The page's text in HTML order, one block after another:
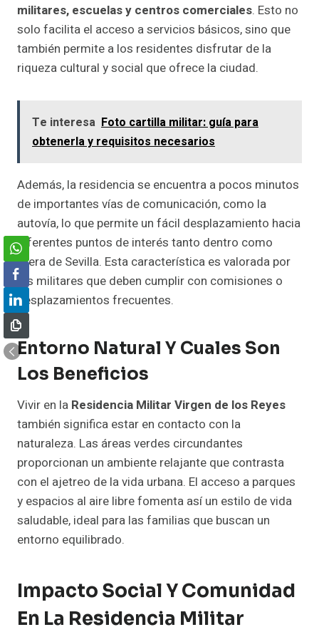
militares, escuelas y centros comerciales. Esto no
solo facilita el acceso a servicios básicos, sino que
también permite a los residentes disfrutar de la
riqueza cultural y social que ofrece la ciudad.
Te interesa Foto cartilla militar: guía para
obtenerla y requisitos necesarios
Además, la residencia se encuentra a pocos minutos
de importantes vías de comunicación, como la
autovía, lo que permite un fácil desplazamiento hacia
diferentes puntos de interés tanto dentro como
fuera de Sevilla. Esta característica es valorada por
los militares que deben cumplir con comisiones o
desplazamientos frecuentes.
Entorno Natural Y Cuales Son
Los Beneficios
Vivir en la Residencia Militar Virgen de los Reyes
también significa estar en contacto con la
naturaleza. Las áreas verdes circundantes
proporcionan un ambiente relajante que contrasta
con el ajetreo de la vida urbana. El acceso a parques
y espacios al aire libre fomenta así un estilo de vida
saludable, ideal para las familias que buscan un
entorno equilibrado.
Impacto Social Y Comunidad
En La Residencia Militar